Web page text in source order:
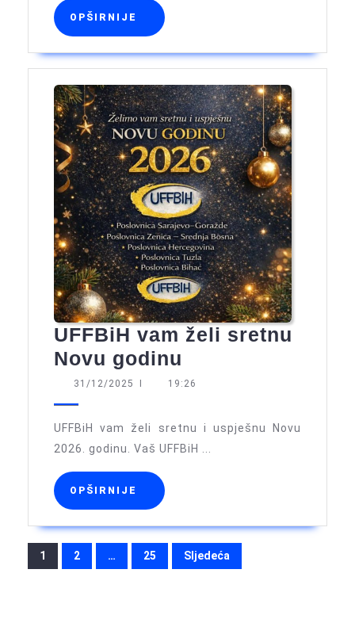
OPŠIRNIJE OPŠIRNIJE
UFFBiH vam želi sretnu
Novu godinu
vam
sretnu
Novu
31/12/2025 31/12/2025
I 19:26
UFFBiH vam želi sretnu i uspješnu Novu
2026. godinu. Vaš UFFBiH ...
OPŠIRNIJE OPŠIRNIJE
Brojevi
stranica
1 2 … 25 Sljedeća